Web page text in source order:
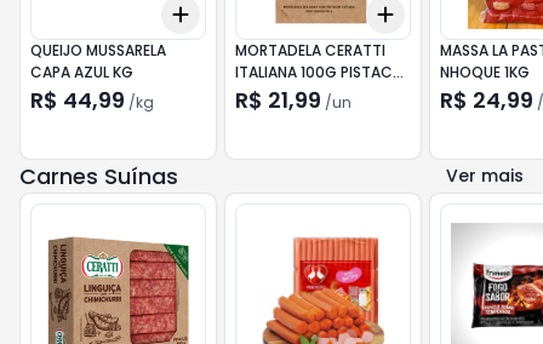
+0.5kg
Add
QUEIJO MUSSARELA
CAPA AZUL KG
R$ 44,99 /kg
+10
Add
MORTADELA CERATTI
ITALIANA 100G PISTACHE
FATIADA
R$ 21,99 /un
MASSA LA
NHOQUE 1KG
R$ 24,99 /
Carnes Suínas Ver mais